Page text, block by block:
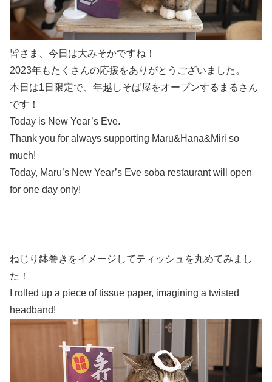
皆さま、今日は大みそかですね！
2023年もたくさんの応援をありがとうございました。
本日は1日限定で、年越しそば屋をオープンするまるさん
です！
Today is New Year’s Eve.
Thank you for always supporting Maru&Hana&Miri so
much!
Today, Maru’s New Year’s Eve soba restaurant will open
for one day only!
ねじり鉢巻きをイメージしてティッシュを丸めてみまし
た！
I rolled up a piece of tissue paper, imagining a twisted
headband!